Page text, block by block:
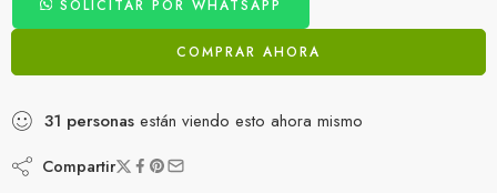
SOLICITAR POR WHATSAPP
COMPRAR AHORA
31 personas están viendo esto ahora mismo
Compartir